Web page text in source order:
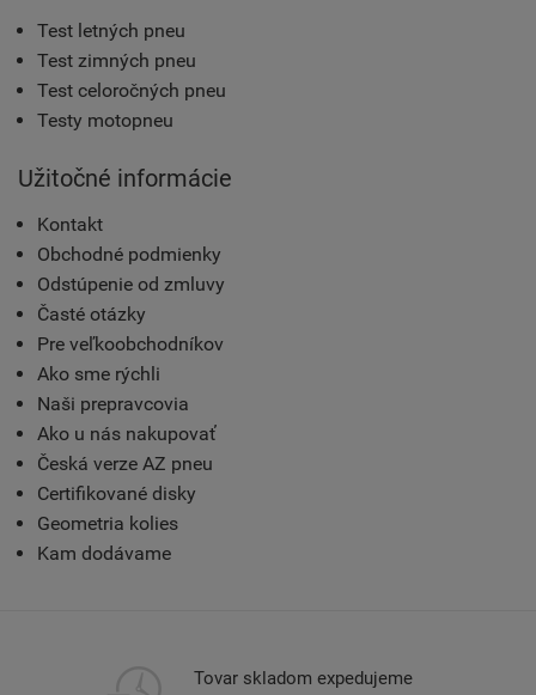
Test letných pneu
Test zimných pneu
Test celoročných pneu
Testy motopneu
Užitočné informácie
Kontakt
Obchodné podmienky
Odstúpenie od zmluvy
Časté otázky
Pre veľkoobchodníkov
Ako sme rýchli
Naši prepravcovia
Ako u nás nakupovať
Česká verze AZ pneu
Certifikované disky
Geometria kolies
Kam dodávame
Tovar skladom expedujeme